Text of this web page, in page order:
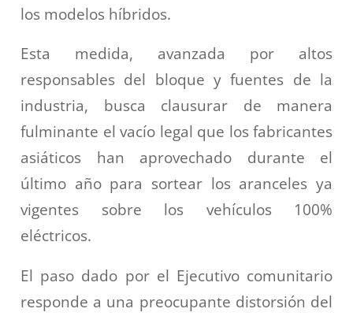
los modelos híbridos.
Esta medida, avanzada por altos
responsables del bloque y fuentes de la
industria, busca clausurar de manera
fulminante el vacío legal que los fabricantes
asiáticos han aprovechado durante el
último año para sortear los aranceles ya
vigentes sobre los vehículos 100%
eléctricos.
El paso dado por el Ejecutivo comunitario
responde a una preocupante distorsión del